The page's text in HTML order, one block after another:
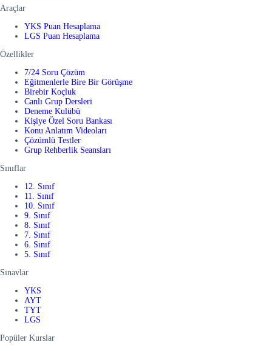
Araçlar
YKS Puan Hesaplama
LGS Puan Hesaplama
Özellikler
7/24 Soru Çözüm
Eğitmenlerle Bire Bir Görüşme
Birebir Koçluk
Canlı Grup Dersleri
Deneme Kulübü
Kişiye Özel Soru Bankası
Konu Anlatım Videoları
Çözümlü Testler
Grup Rehberlik Seansları
Sınıflar
12. Sınıf
11. Sınıf
10. Sınıf
9. Sınıf
8. Sınıf
7. Sınıf
6. Sınıf
5. Sınıf
Sınavlar
YKS
AYT
TYT
LGS
Popüler Kurslar